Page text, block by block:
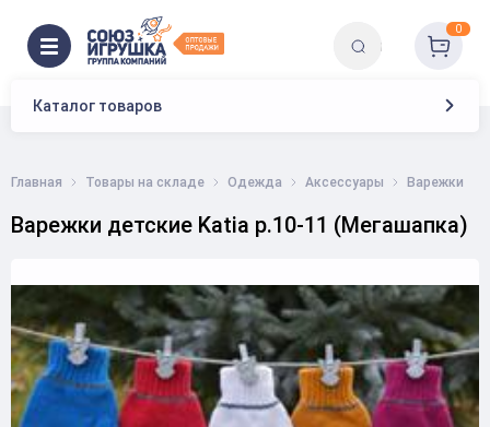
Каталог товаров
0
Главная Товары на складе Одежда Аксессуары Варежки
Варежки детские Katia р.10-11 (Мегашапка)